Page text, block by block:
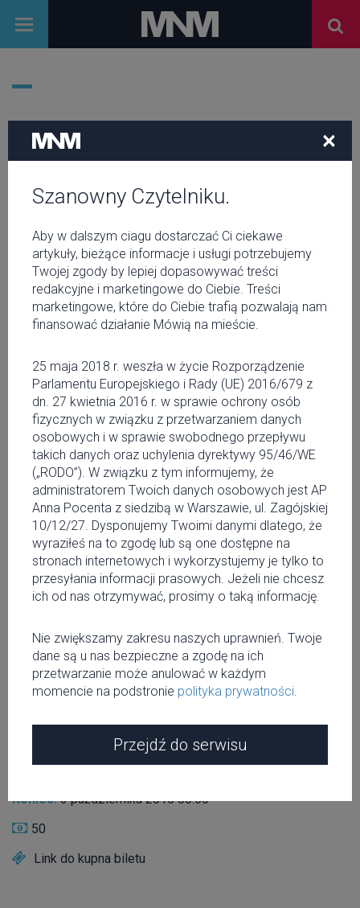
Soulstone Gathering
Festival 2015
Start: 3 października 2015 16:00
Koniec: 3 października 2015 00:00
50
Link do kupna biletu
×
Szanowny Czytelniku.
Aby w dalszym ciagu dostarczać Ci ciekawe
artykuły, bieżące informacje i usługi potrzebujemy
Twojej zgody by lepiej dopasowywać treści
redakcyjne i marketingowe do Ciebie. Treści
marketingowe, które do Ciebie trafią pozwalają nam
finansować działanie Mówią na mieście.
25 maja 2018 r. weszła w życie Rozporządzenie
Parlamentu Europejskiego i Rady (UE) 2016/679 z
dn. 27 kwietnia 2016 r. w sprawie ochrony osób
fizycznych w związku z przetwarzaniem danych
osobowych i w sprawie swobodnego przepływu
takich danych oraz uchylenia dyrektywy 95/46/WE
(„RODO”). W związku z tym informujemy, że
administratorem Twoich danych osobowych jest AP
Anna Pocenta z siedzibą w Warszawie, ul. Zagójskiej
10/12/27. Dysponujemy Twoimi danymi dlatego, że
wyraziłeś na to zgodę lub są one dostępne na
stronach internetowych i wykorzystujemy je tylko to
przesyłania informacji prasowych. Jeżeli nie chcesz
ich od nas otrzymywać, prosimy o taką informację.
Nie zwiększamy zakresu naszych uprawnień. Twoje
dane są u nas bezpieczne a zgodę na ich
przetwarzanie może anulować w każdym
momencie na podstronie polityka prywatności.
Przejdź do serwisu